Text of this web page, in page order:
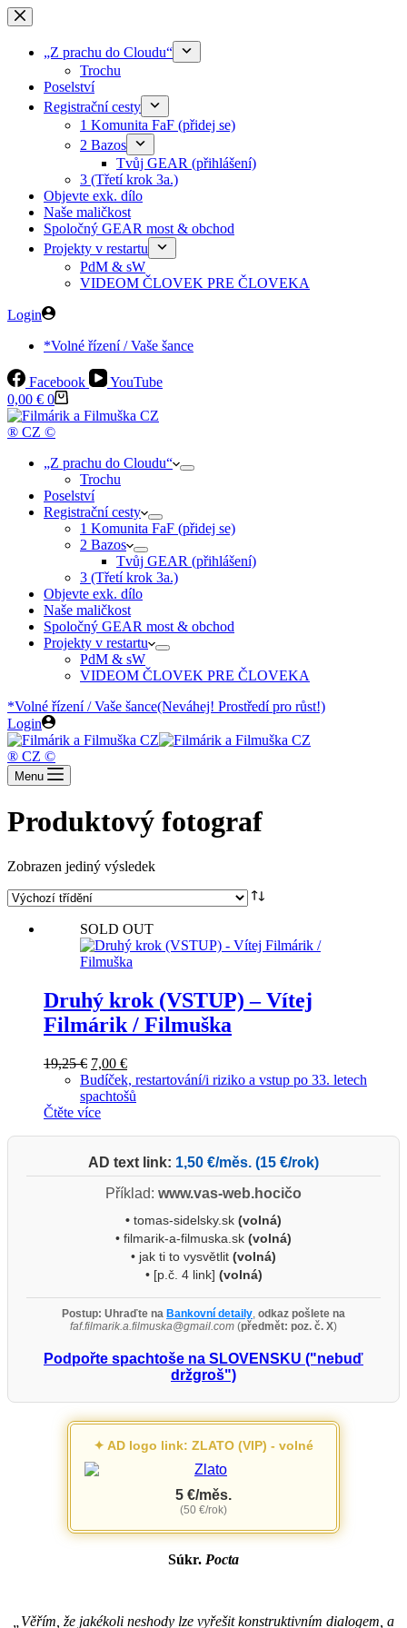
Skip
to
„Z prachu do Cloudu“
Trochu
Poselství
Registrační cesty
1 Komunita FaF (přidej se)
2 Bazos
Tvůj GEAR (přihlášení)
3 (Třetí krok 3a.)
Objevte exk. dílo
Naše maličkost
Spoločný GEAR most & obchod
Projekty v restartu
PdM & sW
VIDEOM ČLOVEK PRE ČLOVEKA
Login
*Volné řízení / Vaše šance
Facebook
YouTube
Shopping
cart
0,00 € 0
® CZ ©
„Z prachu do Cloudu“
Trochu
Poselství
Registrační cesty
1 Komunita FaF (přidej se)
2 Bazos
Tvůj GEAR (přihlášení)
3 (Třetí krok 3a.)
Objevte exk. dílo
Naše maličkost
Spoločný GEAR most & obchod
Projekty v restartu
PdM & sW
VIDEOM ČLOVEK PRE ČLOVEKA
*Volné řízení / Vaše šance(Neváhej! Prostředí pro růst!)
Login
® CZ ©
Menu
Produktový fotograf
Zobrazen jediný výsledek
SOLD OUT
Druhý krok (VSTUP) – Vítej
Filmárik / Filmuška
19,25€ Původní
cena
byla:
19,25 €.
7,00 €Aktuální
cena
je:
Budíček, restartování/i riziko a vstup po 33. letech
spachtošů
Čtěte více
AD text link: 1,50 €/měs. (15 €/rok)
Příklad: www.vas-web.hocičo
• tomas-sidelsky.sk (volná)
• filmarik-a-filmuska.sk (volná)
• jak ti to vysvětlit (volná)
• [p.č. 4 link] (volná)
Postup: Uhraďte na Bankovní detaily odkaz pošlete na
faf.filmarik.a.filmuska@gmail.com (předmět: poz. č. X)
Podpořte spachtoše na SLOVENSKU ("nebuď
držgroš")
✦ AD logo link: ZLATO (VIP) - volné
5 €/měs.
(50 €/rok)
Súkr. Pocta
„Věřím, že jakékoli neshody lze vyřešit konstruktivním dialogem, a